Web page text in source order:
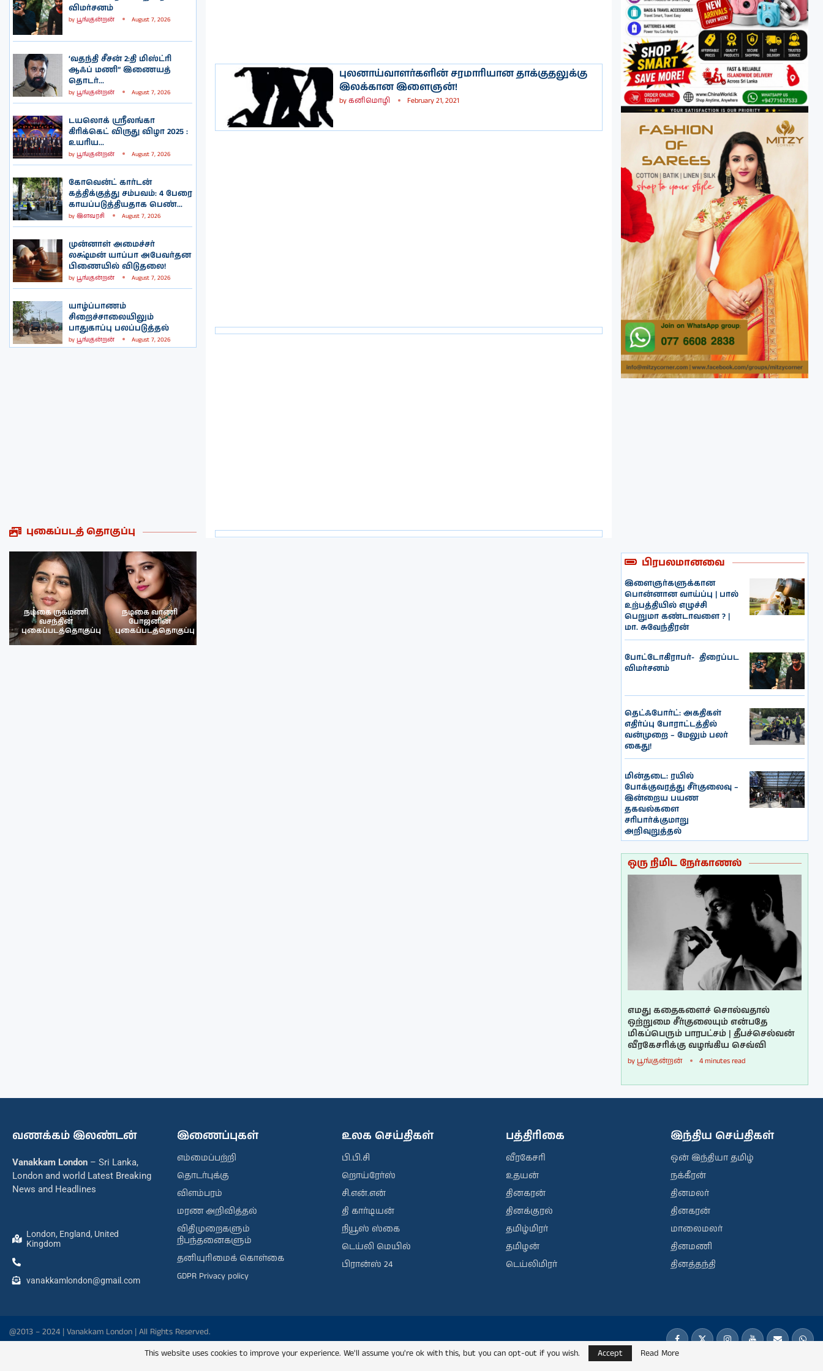
விமர்சனம்
by பூங்குன்றன் August 7, 2026
‘வதந்தி சீசன் 2:தி மிஸ்ட்ரி
ஆஃப் மணி” இணையத்
தொடர்...
by பூங்குன்றன் August 7, 2026
டயலொக் ஸ்ரீலங்கா
கிரிக்கெட் விருது விழா 2025 :
உயரிய...
by பூங்குன்றன் August 7, 2026
கோவென்ட் கார்டன்
கத்திக்குத்து சம்பவம்: 4 பேரை
காயப்படுத்தியதாக பெண்...
by இளவரசி August 7, 2026
முன்னாள் அமைச்சர்
லக்ஷ்மன் யாப்பா அபேவர்தன
பிணையில் விடுதலை!
by பூங்குன்றன் August 7, 2026
யாழ்ப்பாணம்
சிறைச்சாலையிலும்
பாதுகாப்பு பலப்படுத்தல்
by பூங்குன்றன் August 7, 2026
புகைப்படத் தொகுப்பு
நடிகை ருக்மணி
வசந்தின்
புகைப்படத்தொகுப்பு
நடிகை வாணி
போஜனின்
புகைப்படத்தொகுப்பு
புலனாய்வாளர்களின் சரமாரியான தாக்குதலுக்கு
இலக்கான இளைஞன்!
byகனிமொழி February 21, 2021
பிரபலமானவை
இளைஞர்களுக்கான
பொன்னான வாய்ப்பு | பால்
உற்பத்தியில் எழுச்சி
பெறுமா கண்டாவளை ? |
மா. சுவேந்திரன்
போட்டோகிராபர்- ‌ திரைப்பட
விமர்சனம்
தெட்ஃபோர்ட்: அகதிகள்
எதிர்ப்பு போராட்டத்தில்
வன்முறை – மேலும் பலர்
கைது!
மின்தடை: ரயில்
போக்குவரத்து சீர்குலைவு –
இன்றைய பயண
தகவல்களை
சரிபார்க்குமாறு
அறிவுறுத்தல்
ஒரு நிமிட நேர்காணல்
எமது கதைகளைச் சொல்வதால்
ஒற்றுமை சீர்குலையும் என்பதே
மிகப்பெரும் பாரபட்சம் | தீபச்செல்வன்
வீரகேசரிக்கு வழங்கிய செவ்வி
by பூங்குன்றன் 4 minutes read
வணக்கம் இலண்டன்
Vanakkam London – Sri Lanka,
London and world Latest Breaking
News and Headlines
London, England, United
Kingdom
vanakkamlondon@gmail.com
இணைப்புகள்
எம்மைப்பற்றி
தொடர்புக்கு
விளம்பரம்
மரண அறிவித்தல்
விதிமுறைகளும்
நிபந்தனைகளும்
தனியுரிமைக் கொள்கை
GDPR Privacy policy
உலக செய்திகள்
பி.பி.சி
றொய்ரேர்ஸ்
சி.என்.என்
தி கார்டியன்
நியூஸ் ஸ்கை
டெய்லி மெயில்
பிரான்ஸ் 24
பத்திரிகை
வீரகேசரி
உதயன்
தினகரன்
தினக்குரல்
தமிழ்மிரர்
தமிழன்
டெய்லிமிரர்
இந்திய செய்திகள்
ஒன் இந்தியா தமிழ்
நக்கீரன்
தினமலர்
தினகரன்
மாலைமலர்
தினமணி
தினத்தந்தி
@2013 – 2024 | Vanakkam London | All Rights Reserved.
This website uses cookies to improve your experience. We'll assume you're ok with this, but you can opt-out if you wish.
Accept Read More